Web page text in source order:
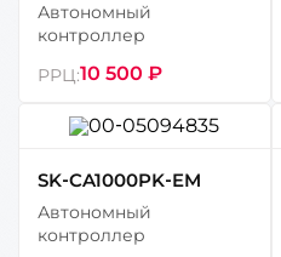
Автономный
контроллер
РРЦ:10 500 ₽
SK-CA1000PK-EM
Автономный
контроллер